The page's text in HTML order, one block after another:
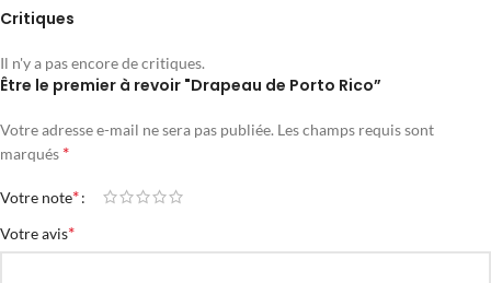
Critiques
Il n'y a pas encore de critiques.
Être le premier à revoir "Drapeau de Porto Rico”
Votre adresse e-mail ne sera pas publiée. Les champs requis sont
marqués *
Votre note*
Votre avis*